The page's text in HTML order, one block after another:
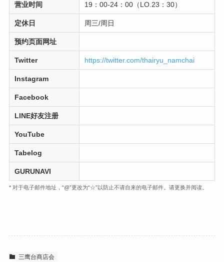
营业时间 19：00-24：00（LO.23：30）
定休日 周三/周日
预约页面网址
Twitter https://twitter.com/thairyu_namchai
Instagram
Facebook
LINE好友注册
YouTube
Tabelog
GURUNAVI
* 对于电子邮件地址，“@”更改为“☆”以防止不请自来的电子邮件。请更换并阅读。
三鹰台商店会